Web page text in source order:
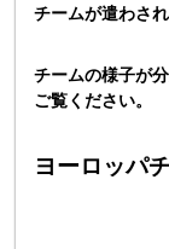
チームが遣わさ
チームの様子が
ご覧ください。
ヨーロッパ